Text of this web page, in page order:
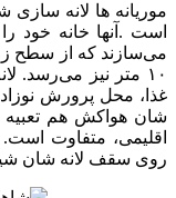
موریانه ها لانه
است .آنها خانه خود
می‌سازند که از سطح
۱۰ متر نیز می‌رسد.
غذا، محل پرورش
شان هواکش هم تعبیه
اقلیمی، متفاوت
روی سقف لانه شان